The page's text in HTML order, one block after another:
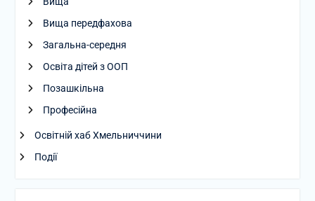
Вища передфахова
Загальна-середня
Освіта дітей з ООП
Позашкільна
Професійна
Освітній хаб Хмельниччини
Події